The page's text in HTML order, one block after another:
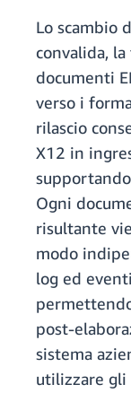
Lo scambio
convalida,
documenti
verso i
rilascio
X12 in
Ogni
risultante
modo
log ed
post-
sistema
utilizzare gli